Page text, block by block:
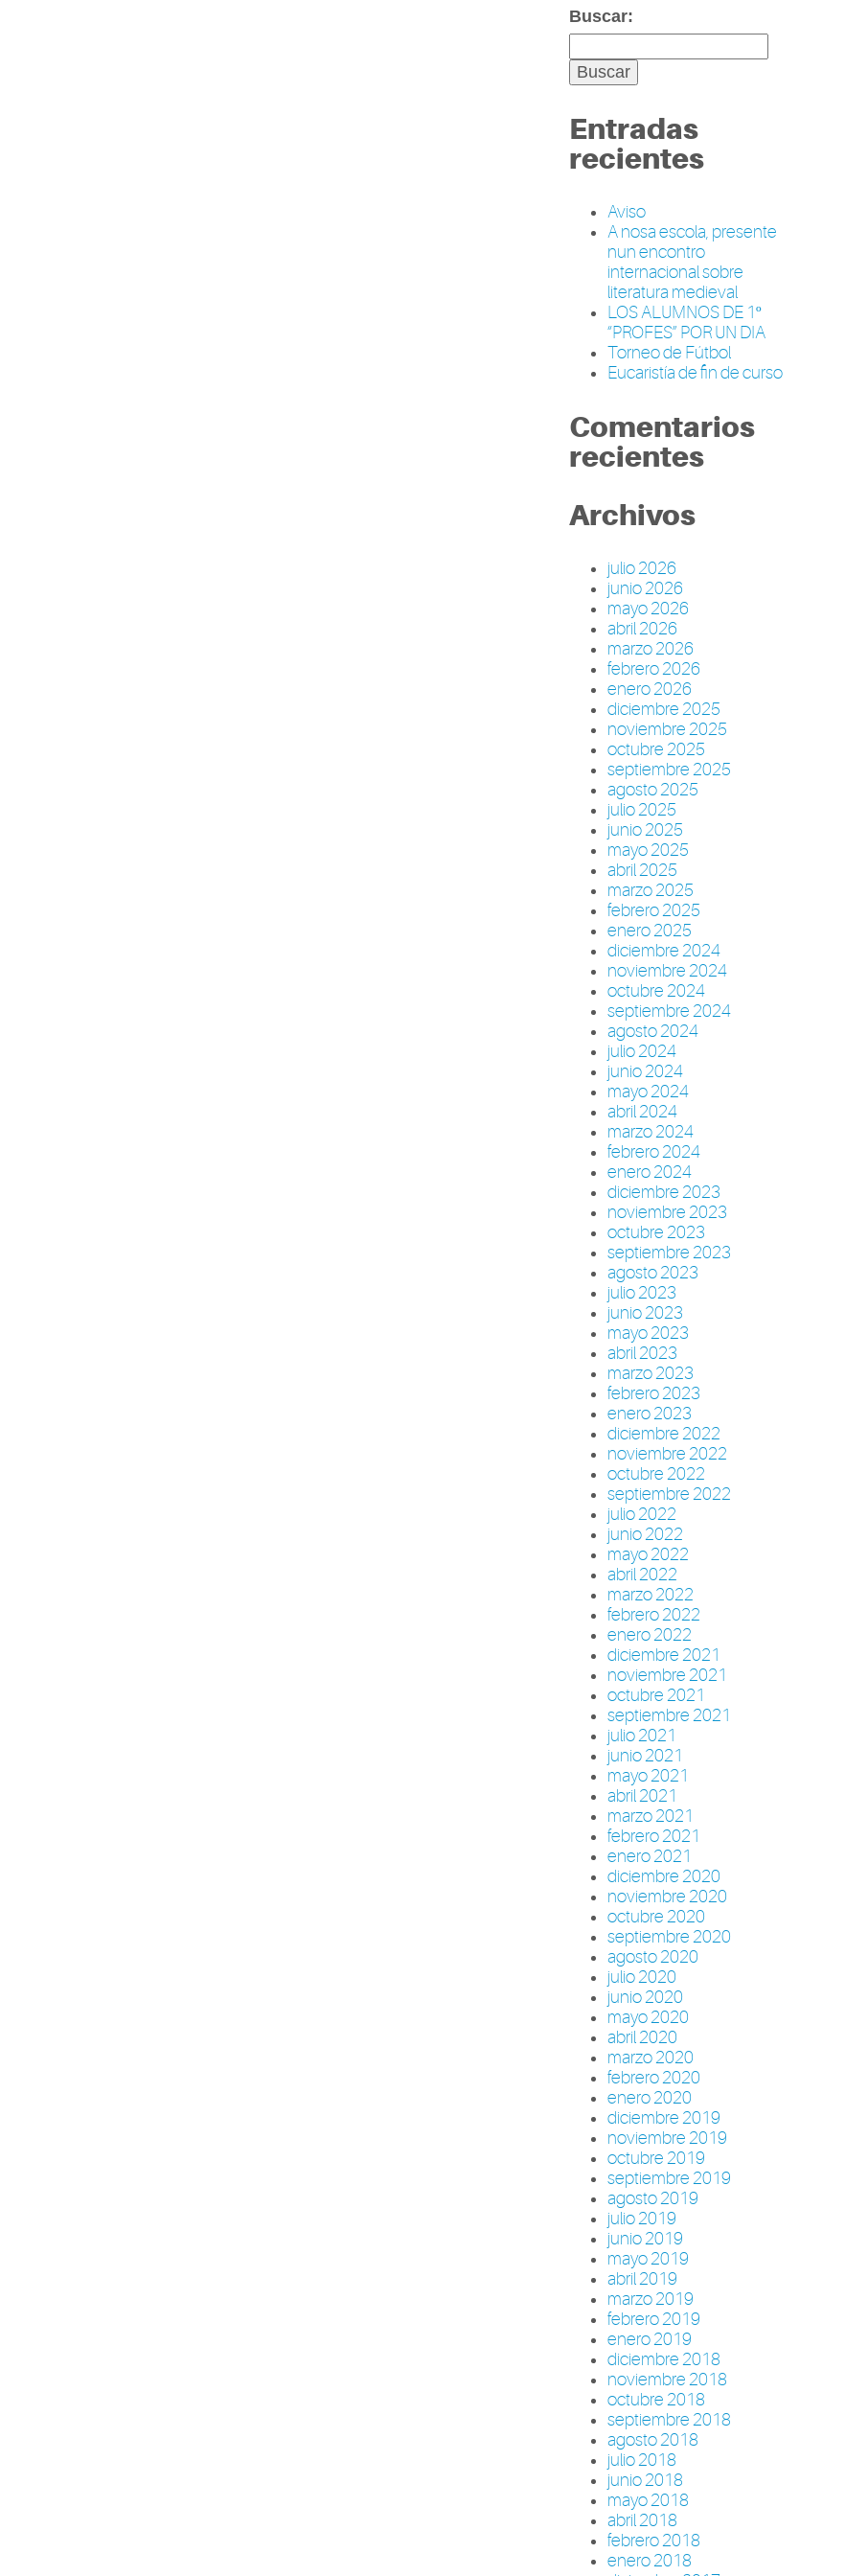
Buscar:
Entradas
recientes
Aviso
A nosa escola, presente
nun encontro
internacional sobre
literatura medieval
LOS ALUMNOS DE 1º
“PROFES” POR UN DIA
Torneo de Fútbol
Eucaristía de fin de curso
Comentarios
recientes
Archivos
julio 2026
junio 2026
mayo 2026
abril 2026
marzo 2026
febrero 2026
enero 2026
diciembre 2025
noviembre 2025
octubre 2025
septiembre 2025
agosto 2025
julio 2025
junio 2025
mayo 2025
abril 2025
marzo 2025
febrero 2025
enero 2025
diciembre 2024
noviembre 2024
octubre 2024
septiembre 2024
agosto 2024
julio 2024
junio 2024
mayo 2024
abril 2024
marzo 2024
febrero 2024
enero 2024
diciembre 2023
noviembre 2023
octubre 2023
septiembre 2023
agosto 2023
julio 2023
junio 2023
mayo 2023
abril 2023
marzo 2023
febrero 2023
enero 2023
diciembre 2022
noviembre 2022
octubre 2022
septiembre 2022
julio 2022
junio 2022
mayo 2022
abril 2022
marzo 2022
febrero 2022
enero 2022
diciembre 2021
noviembre 2021
octubre 2021
septiembre 2021
julio 2021
junio 2021
mayo 2021
abril 2021
marzo 2021
febrero 2021
enero 2021
diciembre 2020
noviembre 2020
octubre 2020
septiembre 2020
agosto 2020
julio 2020
junio 2020
mayo 2020
abril 2020
marzo 2020
febrero 2020
enero 2020
diciembre 2019
noviembre 2019
octubre 2019
septiembre 2019
agosto 2019
julio 2019
junio 2019
mayo 2019
abril 2019
marzo 2019
febrero 2019
enero 2019
diciembre 2018
noviembre 2018
octubre 2018
septiembre 2018
agosto 2018
julio 2018
junio 2018
mayo 2018
abril 2018
febrero 2018
enero 2018